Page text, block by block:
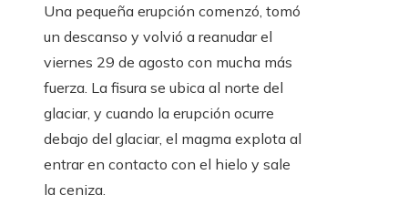
Una pequeña erupción comenzó, tomó
un descanso y volvió a reanudar el
viernes 29 de agosto con mucha más
fuerza. La fisura se ubica al norte del
glaciar, y cuando la erupción ocurre
debajo del glaciar, el magma explota al
entrar en contacto con el hielo y sale
la ceniza.